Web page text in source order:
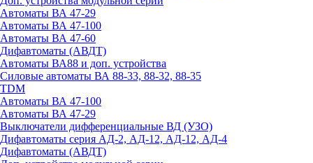
Автоматы ВА 47-29
Автоматы ВА 47-100
Автоматы ВА 47-60
Дифавтоматы (АВДТ)
Автоматы ВА88 и доп. устройства
Силовые автоматы ВА 88-33, 88-32, 88-35
TDM
Автоматы ВА 47-100
Автоматы ВА 47-29
Выключатели дифференциальные ВД (УЗО)
Дифавтоматы серия АД-2, АД-12, АД-12, АД-4
Дифавтоматы (АВДТ)